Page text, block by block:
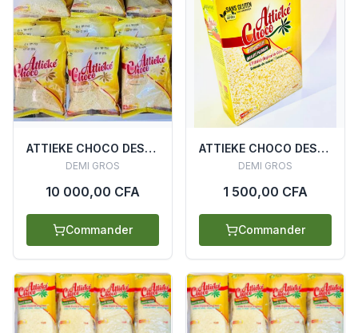
ATTIEKE CHOCO DESYDRATE (CARTON SACHET 200G X 20)
DEMI GROS
10 000,00 CFA
Commander
ATTIEKE CHOCO DESYDRATE ETUI 500G
DEMI GROS
1 500,00 CFA
Commander